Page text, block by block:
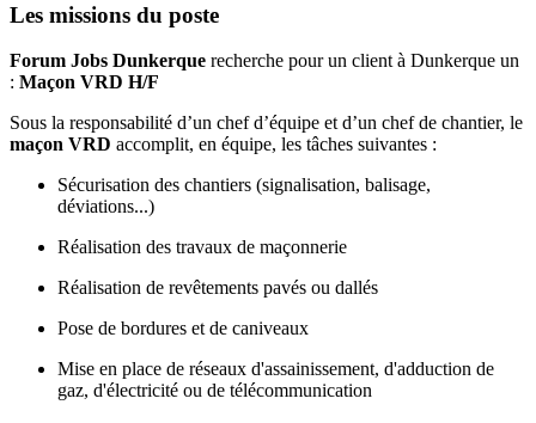
Les missions du poste
Forum Jobs Dunkerque recherche pour un client à Dunkerque un
: Maçon VRD H/F
Sous la responsabilité d’un chef d’équipe et d’un chef de chantier, le
maçon VRD accomplit, en équipe, les tâches suivantes :
Sécurisation des chantiers (signalisation, balisage,
déviations...)
Réalisation des travaux de maçonnerie
Réalisation de revêtements pavés ou dallés
Pose de bordures et de caniveaux
Mise en place de réseaux d'assainissement, d'adduction de
gaz, d'électricité ou de télécommunication